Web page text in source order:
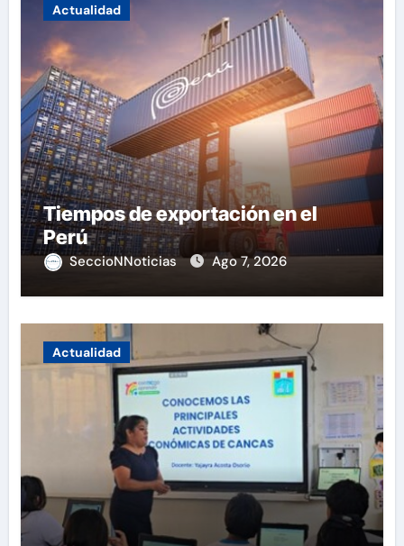
Actualidad
Tiempos de exportación en el
Perú
SeccioNNoticias Ago 7, 2026
Actualidad